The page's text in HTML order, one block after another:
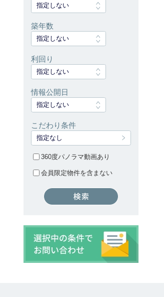
指定しない
築年数
指定しない
利回り
指定しない
情報公開日
指定しない
こだわり条件
指定なし
360度パノラマ動画あり
会員限定物件を含まない